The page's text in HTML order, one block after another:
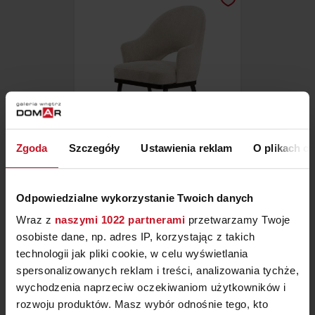
Zgoda Szczegóły Ustawienia reklam O plikach
Odpowiedzialne wykorzystanie Twoich danych
Wraz z naszymi 1022 partnerami przetwarzamy Twoje
osobiste dane, np. adres IP, korzystając z takich
technologii jak pliki cookie, w celu wyświetlania
spersonalizowanych reklam i treści, analizowania tychże,
wychodzenia naprzeciw oczekiwaniom użytkowników i
rozwoju produktów. Masz wybór odnośnie tego, kto
ZAPYTAJ O CENĘ W SALONIE